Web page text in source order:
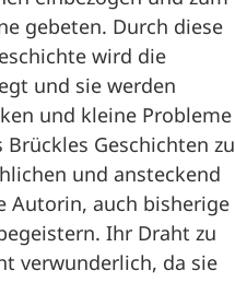
gebeten. Durch diese
wird die
und sie werden
und kleine Probleme
Geschichten zu
und ansteckend
Autorin, auch bisherige
Ihr Draht zu
verwunderlich, da sie